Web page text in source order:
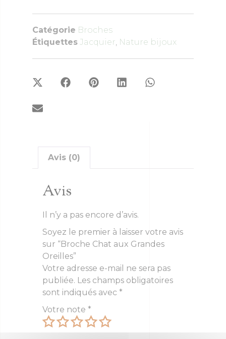
Catégorie Broches
Étiquettes Jacquier, Nature bijoux
Avis (0)
Avis
Il n’y a pas encore d’avis.
Soyez le premier à laisser votre avis
sur “Broche Chat aux Grandes
Oreilles”
Votre adresse e-mail ne sera pas
publiée. Les champs obligatoires
sont indiqués avec *
Votre note *